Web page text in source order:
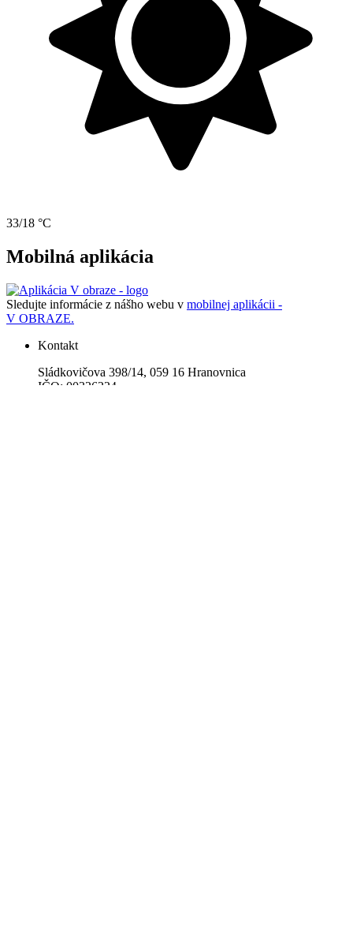
33/18 °C
Mobilná aplikácia
Sledujte informácie z nášho webu v mobilnej aplikácii -
V OBRAZE.
Kontakt
Sládkovičova 398/14, 059 16 Hranovnica
IČO: 00326224